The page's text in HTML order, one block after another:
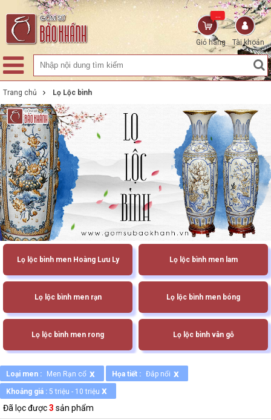
Tài khoản
Giỏ hàng
...
Trang chủ Lọ Lộc bình
Lọ lộc bình men Hoàng Lưu Ly Lọ lộc bình men lam
Lọ lộc bình men rạn Lọ lộc bình men bóng
Lọ lộc bình men rong Lọ lộc bình vân gỗ
Loại men : Men Rạn cổ x Họa tiết : Đắp nổi x
Khoảng giá : 5 triệu - 10 triệu x
Đã lọc được3 sản phẩm